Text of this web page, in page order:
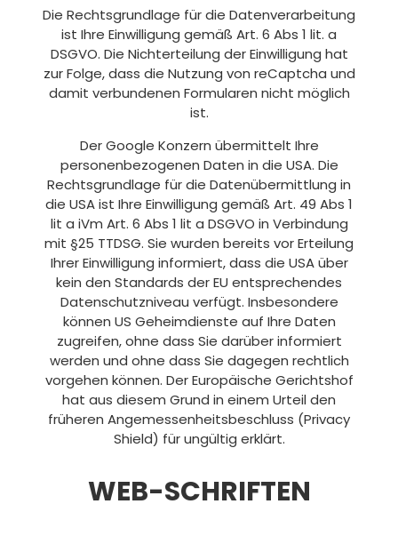
Die Rechtsgrundlage für die Datenverarbeitung
ist Ihre Einwilligung gemäß Art. 6 Abs 1 lit. a
DSGVO. Die Nichterteilung der Einwilligung hat
zur Folge, dass die Nutzung von reCaptcha und
damit verbundenen Formularen nicht möglich
ist.
Der Google Konzern übermittelt Ihre
personenbezogenen Daten in die USA. Die
Rechtsgrundlage für die Datenübermittlung in
die USA ist Ihre Einwilligung gemäß Art. 49 Abs 1
lit a iVm Art. 6 Abs 1 lit a DSGVO in Verbindung
mit §25 TTDSG. Sie wurden bereits vor Erteilung
Ihrer Einwilligung informiert, dass die USA über
kein den Standards der EU entsprechendes
Datenschutzniveau verfügt. Insbesondere
können US Geheimdienste auf Ihre Daten
zugreifen, ohne dass Sie darüber informiert
werden und ohne dass Sie dagegen rechtlich
vorgehen können. Der Europäische Gerichtshof
hat aus diesem Grund in einem Urteil den
früheren Angemessenheitsbeschluss (Privacy
Shield) für ungültig erklärt.
WEB-SCHRIFTEN